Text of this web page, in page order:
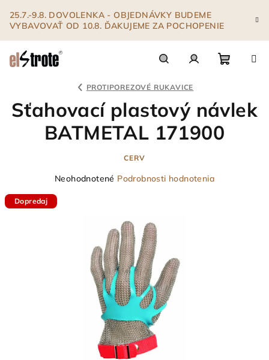
obsah
25.7.-9.8. DOVOLENKA - OBJEDNÁVKY BUDEME
VYBAVOVAŤ OD 10.8. ĎAKUJEME ZA POCHOPENIE
košík
PROTIPOREZOVÉ RUKAVICE
Sťahovací plastový návlek
BATMETAL 171900
CERV
Priemerné
produktu
hviezdičiek.
Neohodnotené Podrobnosti hodnotenia
Dopredaj